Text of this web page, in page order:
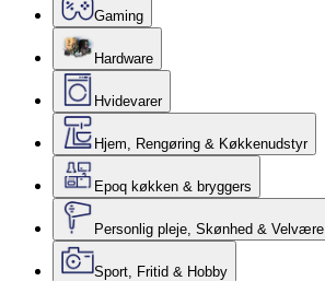
Gaming
Hardware
Hvidevarer
Hjem, Rengøring & Køkkenudstyr
Epoq køkken & bryggers
Personlig pleje, Skønhed & Velvære
Sport, Fritid & Hobby